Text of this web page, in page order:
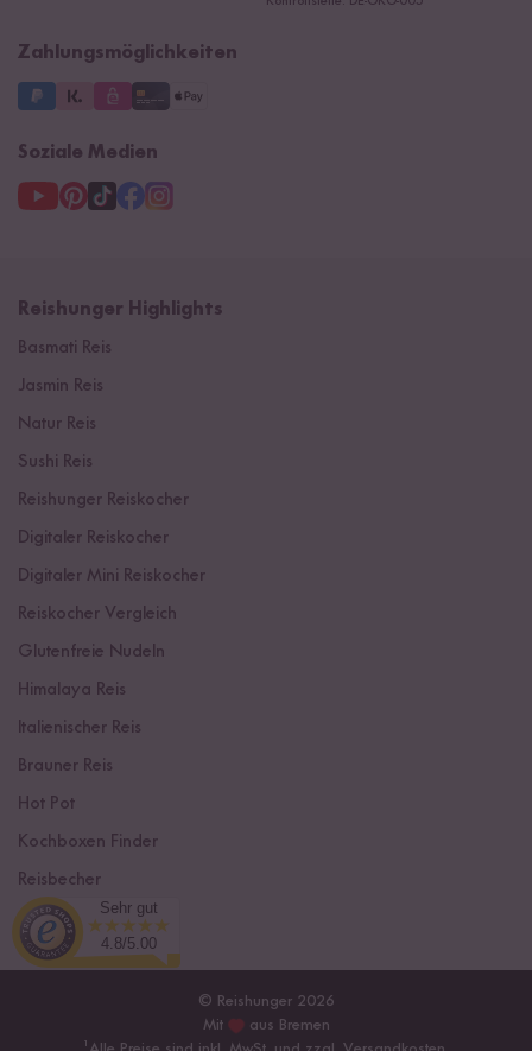
Zahlungsmöglichkeiten
Soziale Medien
Reishunger Highlights
Basmati Reis
Jasmin Reis
Natur Reis
Sushi Reis
Reishunger Reiskocher
Digitaler Reiskocher
Digitaler Mini Reiskocher
Reiskocher Vergleich
Glutenfreie Nudeln
Himalaya Reis
Italienischer Reis
Brauner Reis
Hot Pot
Kochboxen Finder
Reisbecher
Sushi Einsteiger Box
© Reishunger 2026
Mit
aus Bremen
¹Alle Preise sind inkl. MwSt. und zzgl.Versandkosten.
Sehr gut
4.8/5.00